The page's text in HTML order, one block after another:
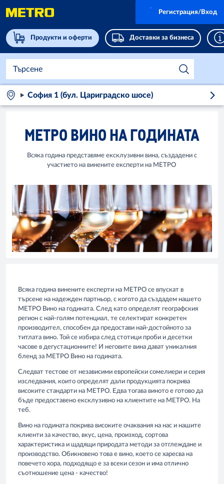
Продукти и оферти Доставки за бизнеса
Регистрация/Вход
София 1 (бул. Цариградско шосе)
МЕТРО ВИНО НА ГОДИНАТА
Всяка година представяме ексклузивни вина, създадени с
участието на винените експерти на МЕТРО
Всяка година винените експерти на МЕТРО се впускат в
търсене на надежден партньор, с когото да създадем нашето
МЕТРО Вино на годината. След като определят географския
регион с най-голям потенциал, те селектират конкретен
производител, способен да предостави най-достойното за
титлата вино. Той се избира след стотици проби и десетки
часове в дегустационните! И неговите вина дават уникалния
бленд за МЕТРО Вино на годината.
Следват тестове от независими европейски сомелиери и серия
изследвания, които определят дали продукцията покрива
високите стандарти на МЕТРО. Едва тогава виното е готово да
бъде предоставено ексклузивно на клиентите на МЕТРО. На
теб.
Вино на годината покрива високите очаквания на нас и нашите
клиенти за качество, вкус, цена, произход, сортова
характеристика и щадящи природата методи за отглеждане и
производство. Обикновено това е вино, което се харесва на
повечето хора, подходящо е за всеки сезон и има отлично
съотношение цена - качество!